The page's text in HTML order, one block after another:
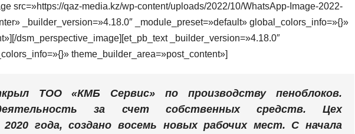
src=»https://qaz-media.kz/wp-content/uploads/2022/10/WhatsApp-Image-2022-
_builder_version=»4.18.0″ _module_preset=»default» global_colors_info=»{}»
dsm_perspective_image][et_pb_text _builder_version=»4.18.0″
theme_builder_area=»post_content»]
ТОО «КМБ Сервис» по производству пеноблоков.
за счет собственных средств. Цех
года, создано восемь новых рабочих мест. С начала